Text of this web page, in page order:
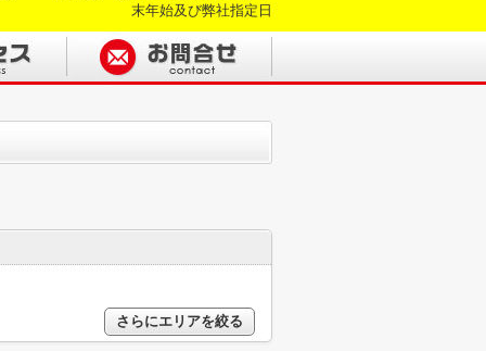
末年始及び弊社指定日
さらにエリアを絞る